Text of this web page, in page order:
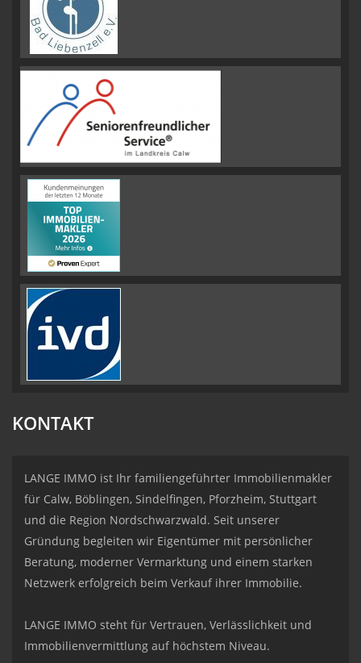
KONTAKT
LANGE IMMO ist Ihr familiengeführter Immobilienmakler
für Calw, Böblingen, Sindelfingen, Pforzheim, Stuttgart
und die Region Nordschwarzwald. Seit unserer
Gründung begleiten wir Eigentümer mit persönlicher
Beratung, moderner Vermarktung und einem starken
Netzwerk erfolgreich beim Verkauf ihrer Immobilie.
LANGE IMMO steht für Vertrauen, Verlässlichkeit und
Immobilienvermittlung auf höchstem Niveau.